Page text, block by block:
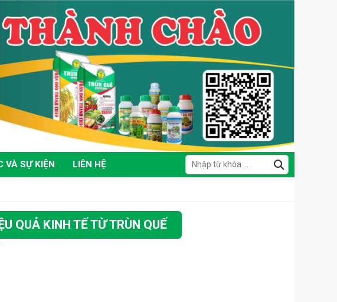
VÀ SỰ KIỆN LIÊN HỆ
QUẢ KINH TẾ TỪ TRÙN QUẾ